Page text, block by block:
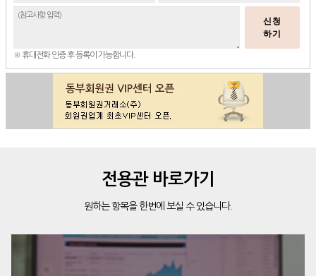
신청
하기
※ 휴대전화 인증 후 등록이 가능합니다.
전용관 바로가기
원하는 항목을 한번에 보실 수 있습니다.